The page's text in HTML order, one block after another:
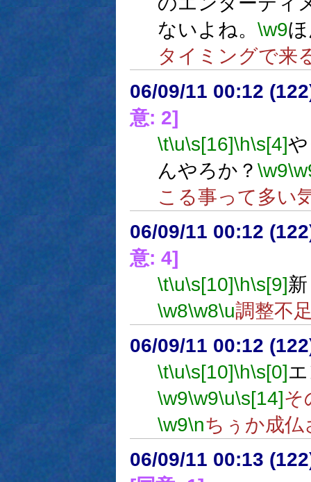
ないよね。 \w9
タイミングで来
06/09/11 00:12
意: 2]
\t\u\s[16]\h\s[4]
んやろか？ \w9
こる事って多い
06/09/11 00:12
意: 4]
\t\u\s[10]\h\s[9]
\w8\w8\u調整不
06/09/11 00:12
\t\u\s[10]\h\s[0]
\w9\w9\u\s[14]そ
\w9\nちぅか成
06/09/11 00:13